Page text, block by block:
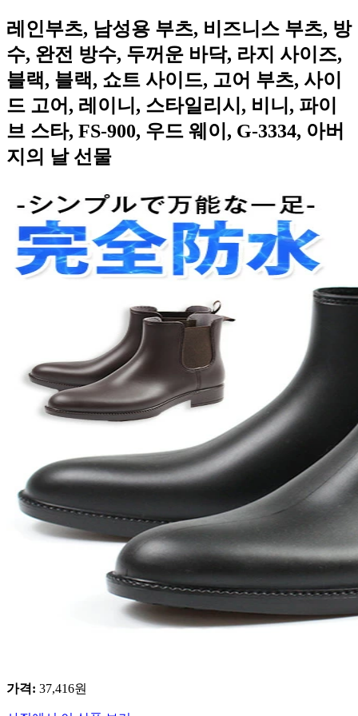
레인부츠, 남성용 부츠, 비즈니스 부츠, 방
수, 완전 방수, 두꺼운 바닥, 라지 사이즈,
블랙, 블랙, 쇼트 사이드, 고어 부츠, 사이
드 고어, 레이니, 스타일리시, 비니, 파이
브 스타, FS-900, 우드 웨이, G-3334, 아버
지의 날 선물
가격: 37,416원